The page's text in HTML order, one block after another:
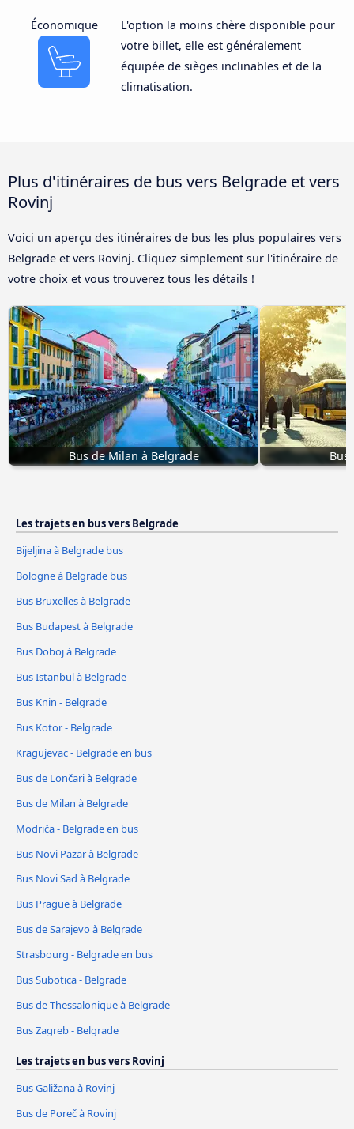
Économique
L'option la moins chère disponible pour
votre billet, elle est généralement
équipée de sièges inclinables et de la
climatisation.
Plus d'itinéraires de bus vers Belgrade et vers
Rovinj
Voici un aperçu des itinéraires de bus les plus populaires vers
Belgrade et vers Rovinj. Cliquez simplement sur l'itinéraire de
votre choix et vous trouverez tous les détails !
Bus de Milan à Belgrade Bus
Les trajets en bus vers Belgrade
Bijeljina à Belgrade bus
Bologne à Belgrade bus
Bus Bruxelles à Belgrade
Bus Budapest à Belgrade
Bus Doboj à Belgrade
Bus Istanbul à Belgrade
Bus Knin - Belgrade
Bus Kotor - Belgrade
Kragujevac - Belgrade en bus
Bus de Lončari à Belgrade
Bus de Milan à Belgrade
Modriča - Belgrade en bus
Bus Novi Pazar à Belgrade
Bus Novi Sad à Belgrade
Bus Prague à Belgrade
Bus de Sarajevo à Belgrade
Strasbourg - Belgrade en bus
Bus Subotica - Belgrade
Bus de Thessalonique à Belgrade
Bus Zagreb - Belgrade
Les trajets en bus vers Rovinj
Bus Galižana à Rovinj
Bus de Poreč à Rovinj